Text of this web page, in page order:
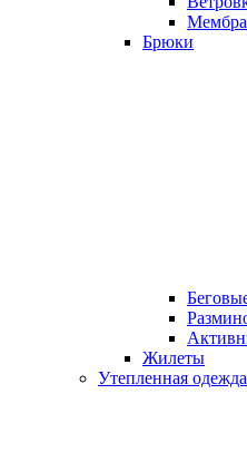
Брюки
Жилеты
Утепленная одежда